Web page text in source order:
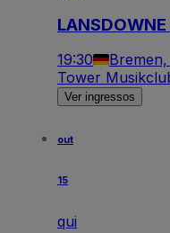
19:30
Tower
Ver ingressos
out
15
qui